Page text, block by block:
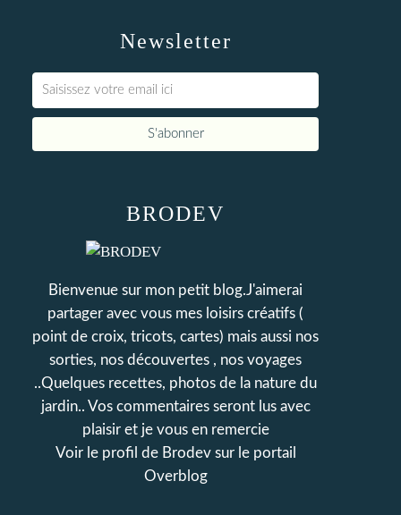
Newsletter
BRODEV
Bienvenue sur mon petit blog.J'aimerai
partager avec vous mes loisirs créatifs (
point de croix, tricots, cartes) mais aussi nos
sorties, nos découvertes , nos voyages
..Quelques recettes, photos de la nature du
jardin.. Vos commentaires seront lus avec
plaisir et je vous en remercie
Voir le profil de Brodevsur le portail
Overblog